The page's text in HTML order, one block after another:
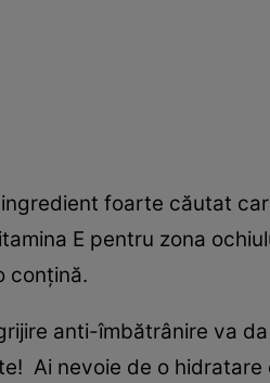
foarte căutat
E pentru zona
conţină.
anti-îmbătrânire va
Ai nevoie de o